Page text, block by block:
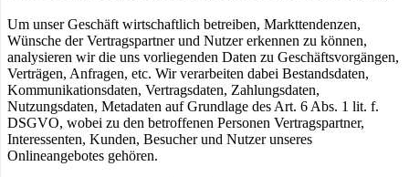
Um unser Geschäft wirtschaftlich betreiben, Markttendenzen,
Wünsche der Vertragspartner und Nutzer erkennen zu können,
analysieren wir die uns vorliegenden Daten zu Geschäftsvorgängen,
Verträgen, Anfragen, etc. Wir verarbeiten dabei Bestandsdaten,
Kommunikationsdaten, Vertragsdaten, Zahlungsdaten,
Nutzungsdaten, Metadaten auf Grundlage des Art. 6 Abs. 1 lit. f.
DSGVO, wobei zu den betroffenen Personen Vertragspartner,
Interessenten, Kunden, Besucher und Nutzer unseres
Onlineangebotes gehören.